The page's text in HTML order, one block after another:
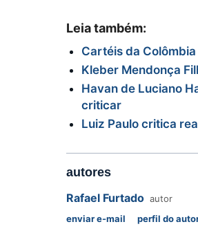
Leia também:
Cartéis da
Kleber Mendonça
Havan de Luciano
criticar
Luiz Paulo critica
autores
Rafael Furtado autor
enviar e-mail
perfil do